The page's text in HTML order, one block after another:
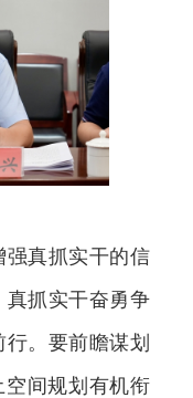
真抓实干的信
真抓实干奋勇争
。要前瞻谋划
空间规划有机衔